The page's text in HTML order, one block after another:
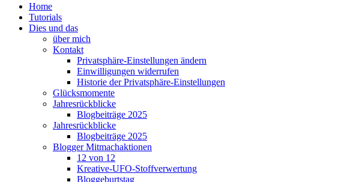
Home
Tutorials
Dies und das
über mich
Kontakt
Privatsphäre-Einstellungen ändern
Einwilligungen widerrufen
Historie der Privatsphäre-Einstellungen
Glücksmomente
Jahresrückblicke
Blogbeiträge 2025
Jahresrückblicke
Blogbeiträge 2025
Blogger Mitmachaktionen
12 von 12
Kreative-UFO-Stoffverwertung
Bloggeburtstag